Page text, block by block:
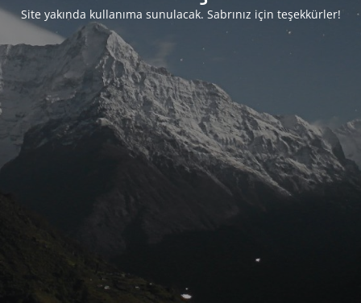
Site yakında kullanıma sunulacak. Sabrınız için teşekkürler!